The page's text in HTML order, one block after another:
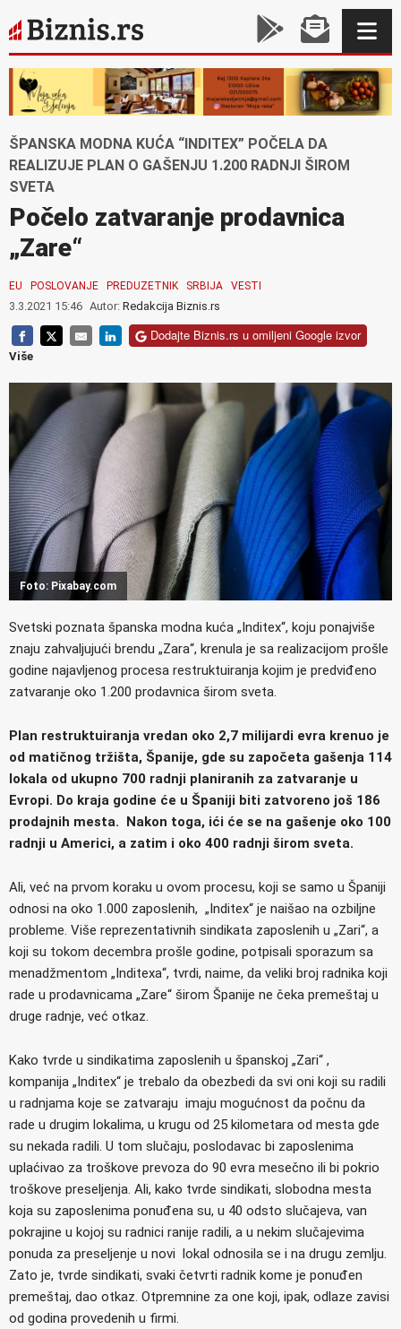
ŠPANSKA MODNA KUĆA “INDITEX” POČELA DA
REALIZUJE PLAN O GAŠENJU 1.200 RADNJI ŠIROM
SVETA
Počelo zatvaranje prodavnica
„Zare“
EU POSLOVANJE PREDUZETNIK SRBIJA VESTI
3.3.2021 15:46 Autor: Redakcija Biznis.rs
Dodajte Biznis.rs u omiljeni Google izvor
Više
Foto: Pixabay.com
Svetski poznata španska modna kuća „Inditex“, koju ponajviše
znaju zahvaljujući brendu „Zara“, krenula je sa realizacijom prošle
godine najavljenog procesa restruktuiranja kojim je predviđeno
zatvaranje oko 1.200 prodavnica širom sveta.
Plan restruktuiranja vredan oko 2,7 milijardi evra krenuo je
od matičnog tržišta, Španije, gde su započeta gašenja 114
lokala od ukupno 700 radnji planiranih za zatvaranje u
Evropi. Do kraja godine će u Španiji biti zatvoreno još 186
prodajnih mesta. Nakon toga, ići će se na gašenje oko 100
radnji u Americi, a zatim i oko 400 radnji širom sveta.
Ali, već na prvom koraku u ovom procesu, koji se samo u Španiji
odnosi na oko 1.000 zaposlenih, „Inditex“ je naišao na ozbiljne
probleme. Više reprezentativnih sindikata zaposlenih u „Zari“, a
koji su tokom decembra prošle godine, potpisali sporazum sa
menadžmentom „Inditexa“, tvrdi, naime, da veliki broj radnika koji
rade u prodavnicama „Zare“ širom Španije ne čeka premeštaj u
druge radnje, već otkaz.
Kako tvrde u sindikatima zaposlenih u španskoj „Zari“ ,
kompanija „Inditex“ je trebalo da obezbedi da svi oni koji su radili
u radnjama koje se zatvaraju imaju mogućnost da počnu da
rade u drugim lokalima, u krugu od 25 kilometara od mesta gde
su nekada radili. U tom slučaju, poslodavac bi zaposlenima
uplaćivao za troškove prevoza do 90 evra mesečno ili bi pokrio
troškove preseljenja. Ali, kako tvrde sindikati, slobodna mesta
koja su zaposlenima ponuđena su, u 40 odsto slučajeva, van
pokrajine u kojoj su radnici ranije radili, a u nekim slučajevima
ponuda za preseljenje u novi lokal odnosila se i na drugu zemlju.
Zato je, tvrde sindikati, svaki četvrti radnik kome je ponuđen
premeštaj, dao otkaz. Otpremnine za one koji, ipak, odlaze zavisi
od godina provedenih u firmi.